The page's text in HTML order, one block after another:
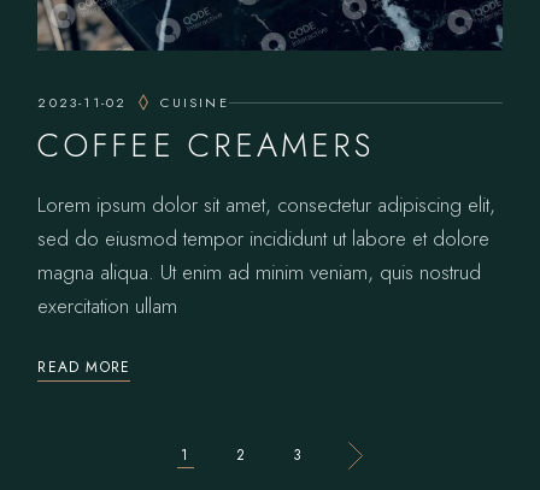
2023-11-02 CUISINE
COFFEE CREAMERS
Lorem ipsum dolor sit amet, consectetur adipiscing elit,
sed do eiusmod tempor incididunt ut labore et dolore
magna aliqua. Ut enim ad minim veniam, quis nostrud
exercitation ullam
READ MORE
1 2 3